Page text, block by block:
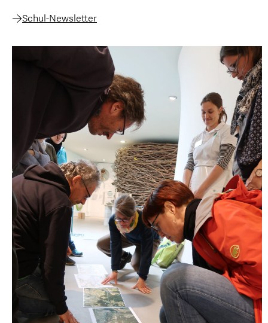
Schul-Newsletter